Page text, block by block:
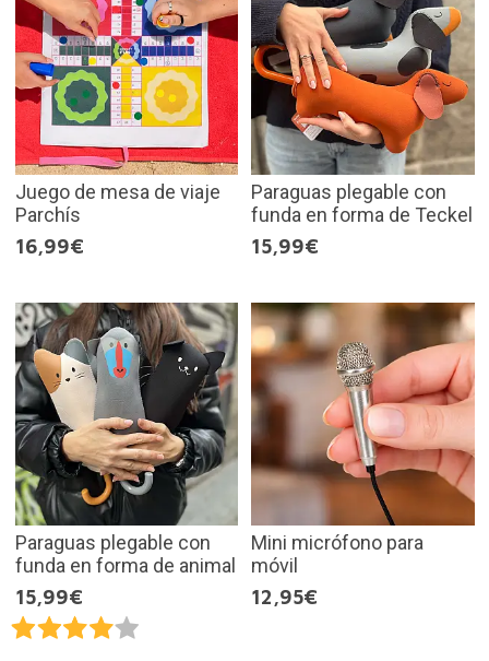
Juego de mesa de viaje
Parchís
16,99€
Paraguas plegable con
funda en forma de Teckel
15,99€
Paraguas plegable con
funda en forma de animal
15,99€
Mini micrófono para
móvil
12,95€